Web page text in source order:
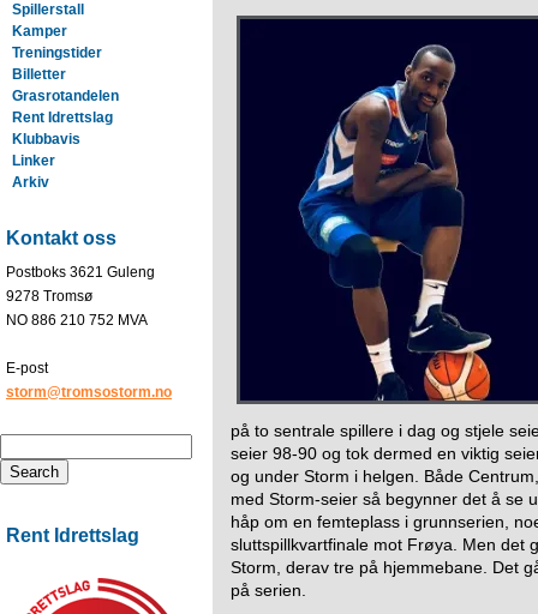
Spillerstall
Kamper
Treningstider
Billetter
Grasrotandelen
Rent Idrettslag
Klubbavis
Linker
Arkiv
Kontakt oss
Postboks 3621 Guleng
9278 Tromsø
NO 886 210 752 MVA
E-post
storm@tromsostorm.no
Rent Idrettslag
på to sentrale spillere i dag og stjele
seier 98-90 og tok dermed en viktig
og under Storm i helgen. Både
med Storm-seier så begynner det å se
håp om en femteplass i grunnserien,
sluttspillkvartfinale mot Frøya. Men det
Storm, derav tre på hjemmebane. Det
på serien.